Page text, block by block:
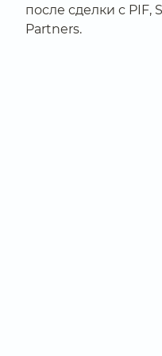
после сделки с PIF,
Partners.